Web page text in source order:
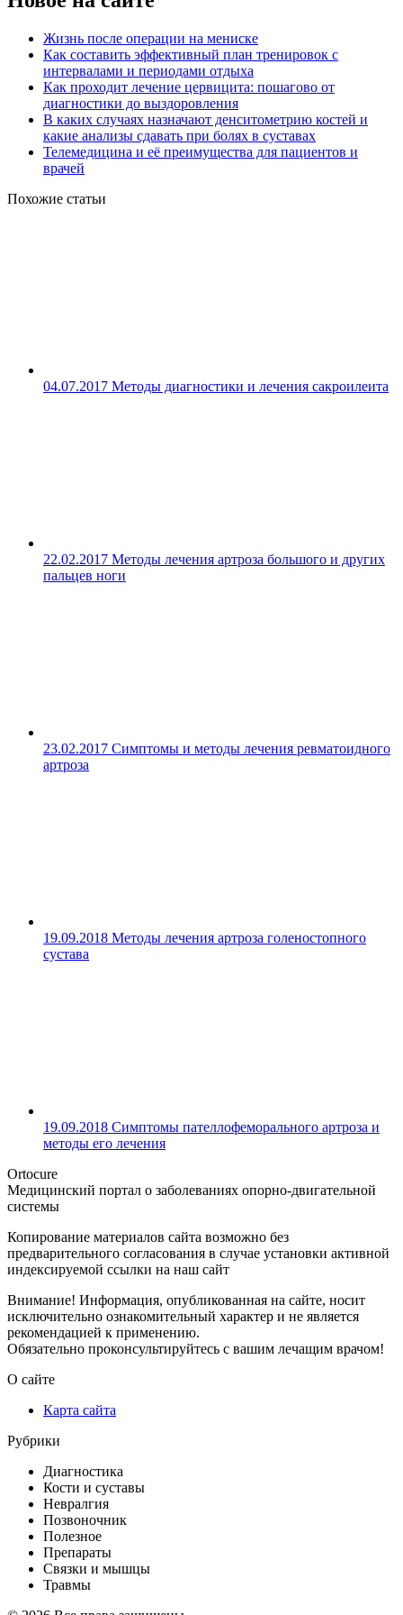
Жизнь после операции на мениске
Как составить эффективный план тренировок с
интервалами и периодами отдыха
Как проходит лечение цервицита: пошагово от
диагностики до выздоровления
В каких случаях назначают денситометрию костей и
какие анализы сдавать при болях в суставах
Телемедицина и её преимущества для пациентов и
врачей
Похожие статьи
04.07.2017 Методы диагностики и лечения сакроилеита
22.02.2017 Методы лечения артроза большого и других
пальцев ноги
23.02.2017 Симптомы и методы лечения ревматоидного
артроза
19.09.2018 Методы лечения артроза голеностопного
сустава
19.09.2018 Симптомы пателлофеморального артроза и
методы его лечения
Ortocure
Медицинский портал о заболеваниях опорно-двигательной
системы
Копирование материалов сайта возможно без
предварительного согласования в случае установки активной
индексируемой ссылки на наш сайт
Внимание! Информация, опубликованная на сайте, носит
исключительно ознакомительный характер и не является
рекомендацией к применению.
Обязательно проконсультируйтесь с вашим лечащим врачом!
О сайте
Карта сайта
Рубрики
Диагностика
Кости и суставы
Невралгия
Позвоночник
Полезное
Препараты
Связки и мышцы
Травмы